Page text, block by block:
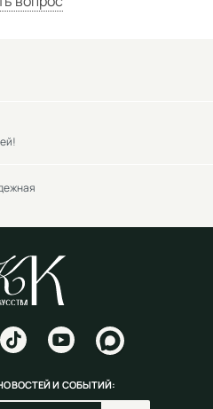
И СОБЫТИЙ: